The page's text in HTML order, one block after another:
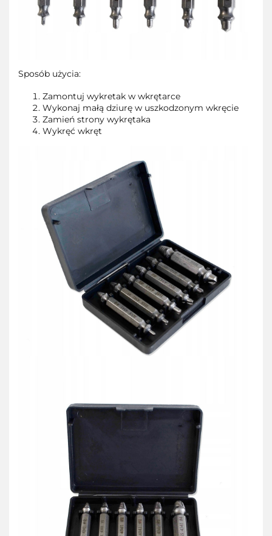
Sposób użycia:
Zamontuj wykretak w wkrętarce
Wykonaj małą dziurę w uszkodzonym wkręcie
Zamień strony wykrętaka
Wykręć wkręt